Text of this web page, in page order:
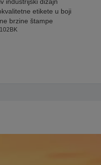
etikete u boji
brzine štampe